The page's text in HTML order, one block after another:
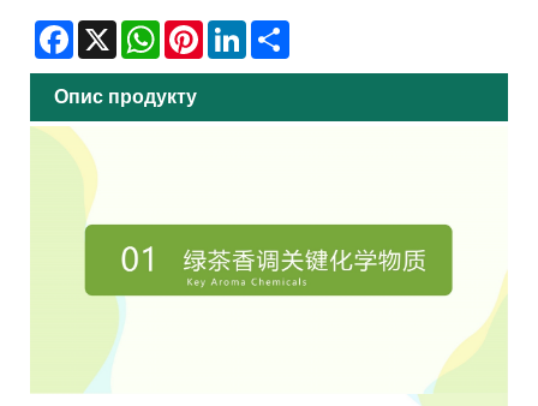
Facebook
X WhatsAppPinterestLinkedIn
Опис продукту